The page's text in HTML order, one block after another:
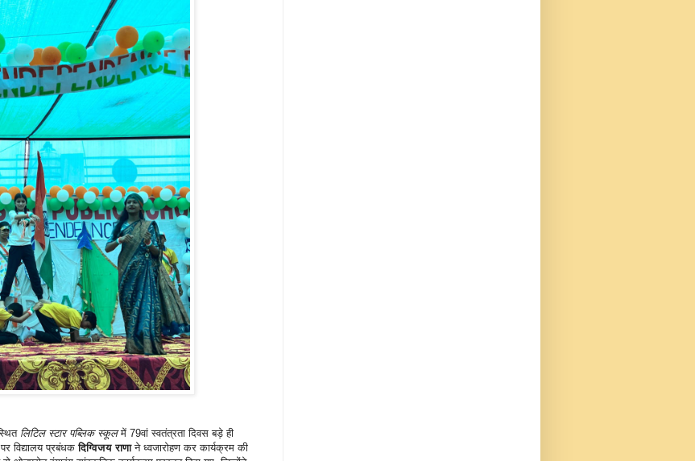
लिटिल स्टार पब्लिक स्कूलमें 79वां स्वतंत्रता दिवस बड़े ही
विद्यालय प्रबंधकदिग्विजय राणाने ध्वजारोहण कर कार्यक्रम की